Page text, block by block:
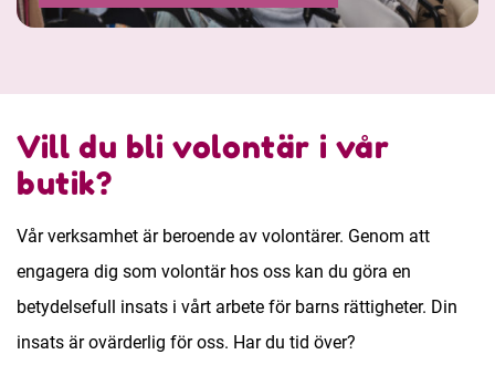
Vill du bli volontär i vår
butik?
Vår verksamhet är beroende av volontärer. Genom att
engagera dig som volontär hos oss kan du göra en
betydelsefull insats i vårt arbete för barns rättigheter. Din
insats är ovärderlig för oss. Har du tid över?